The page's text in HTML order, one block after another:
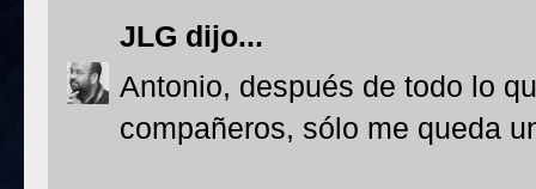
JLG dijo...
Antonio, después de todo lo
compañeros, sólo me queda